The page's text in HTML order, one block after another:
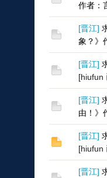
作者：
[晋江]
象？》
[晋江]
[hiufun
[晋江]
由！》
[晋江]
[hiufun
[晋江]